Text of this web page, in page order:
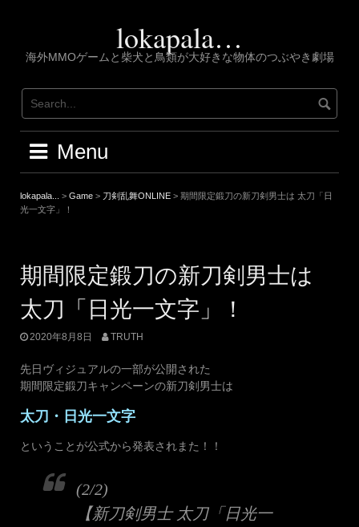
lokapala…
海外MMOゲームと柴犬と鳥類が大好きな物体のつぶやき劇場
Menu
lokapala... > Game > 刀剣乱舞ONLINE > 期間限定鍛刀の新刀剣男士は 太刀「日
光一文字」！
期間限定鍛刀の新刀剣男士は
太刀「日光一文字」！
2020年8月8日 TRUTH
先日ヴィジュアルの一部が公開された
期間限定鍛刀キャンペーンの新刀剣男士は
太刀・日光一文字
ということが公式から発表されまた！！
(2/2)
【新刀剣男士 太刀「日光一